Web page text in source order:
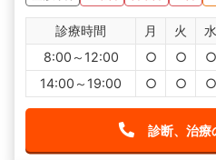
診療時間 月 火 水
8:00～12:00
○ ○ ○
14:00～19:00
○ ○ ○
診断、治療